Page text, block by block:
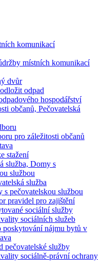
komunikací
místních komunikací
dvůr
odpad
hospodářství
občanů, Pečovatelská
pro záležitosti občanů
stažení
služba, Domy s
službou
služba
s pečovatelskou službou
pravidel pro zajištění
sociální služby
sociálních služeb
poskytování nájmu bytů v
pečovatelské služby
sociálně-právní ochrany